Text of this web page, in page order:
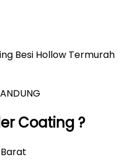
Besi Hollow Termurah
Coating ?